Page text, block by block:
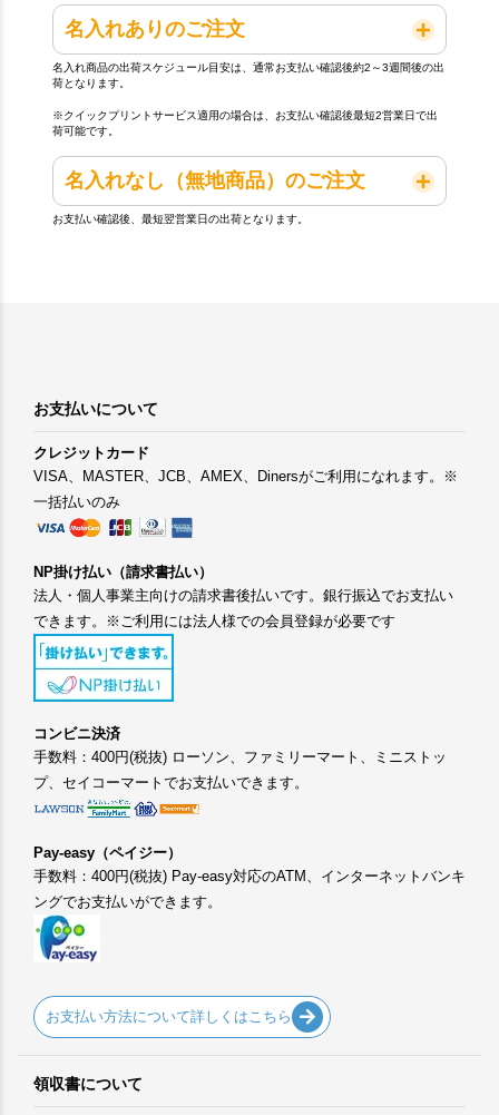
名入れありのご注文
名入れ商品の出荷スケジュール目安は、通常お支払い確認後約2～3週間後の出
荷となります。
※クイックプリントサービス適用の場合は、お支払い確認後最短2営業日で出
荷可能です。
名入れなし（無地商品）のご注文
お支払い確認後、最短翌営業日の出荷となります。
お支払いについて
クレジットカード
VISA、MASTER、JCB、AMEX、Dinersがご利用になれます。※
一括払いのみ
NP掛け払い（請求書払い）
法人・個人事業主向けの請求書後払いです。銀行振込でお支払い
できます。※ご利用には法人様での会員登録が必要です
コンビニ決済
手数料：400円(税抜) ローソン、ファミリーマート、ミニストッ
プ、セイコーマートでお支払いできます。
Pay-easy（ペイジー）
手数料：400円(税抜) Pay-easy対応のATM、インターネットバンキ
ングでお支払いができます。
お支払い方法について詳しくはこちら
領収書について